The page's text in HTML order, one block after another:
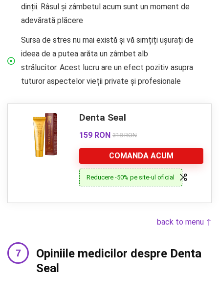
dinții. Râsul și zâmbetul acum sunt un moment de
adevărată plăcere
Sursa de stres nu mai există și vă simțiți ușurați de
ideea de a putea arăta un zâmbet alb
strălucitor. Acest lucru are un efect pozitiv asupra
tuturor aspectelor vieții private și profesionale
Denta Seal
159 RON 318 RON
COMANDA ACUM
Reducere -50% pe site-ul oficial
back to menu ↑
Opiniile medicilor despre Denta
Seal